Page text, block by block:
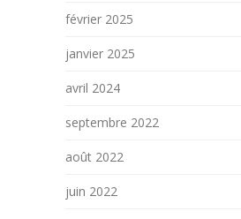
février 2025
janvier 2025
avril 2024
septembre 2022
août 2022
juin 2022